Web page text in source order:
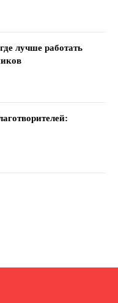
лучше работать